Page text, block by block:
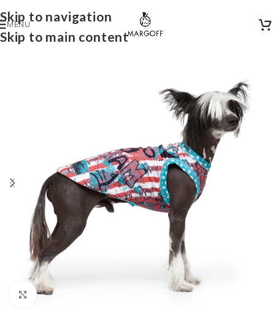
Skip to navigation
Skip to main content
MENU
Click to enlarge